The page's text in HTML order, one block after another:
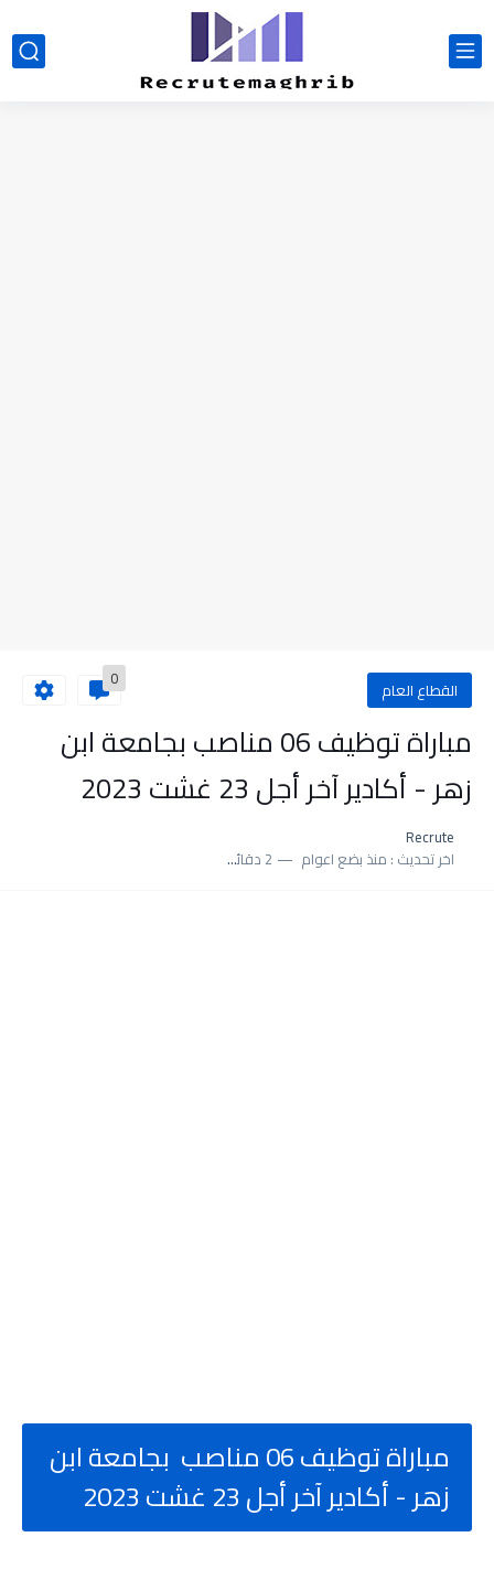
القطاع العام 0
مباراة توظيف 06 مناصب بجامعة ابن
زهر - أكادير آخر أجل 23 غشت 2023
Recrute
اخر تحديث : منذ بضع اعوام 2 دقائق للقراءة
مباراة توظيف 06 مناصب بجامعة ابن
زهر - أكادير آخر أجل 23 غشت 2023